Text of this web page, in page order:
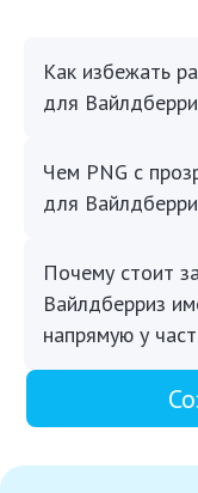
Как избежать
для
Чем PNG с
для
Почему стоит
Вайлдберриз
напрямую у